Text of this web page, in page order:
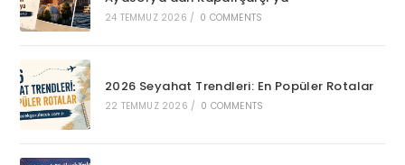
24 TEMMUZ 2026 / 0 COMMENTS
2026 Seyahat Trendleri: En Popüler Rotalar
22 TEMMUZ 2026 / 0 COMMENTS